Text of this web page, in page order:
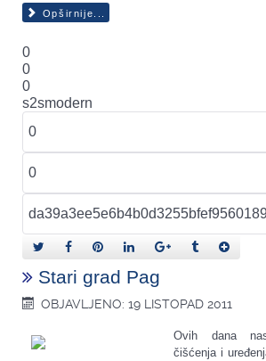
Opširnije...
0
0
0
s2smodern
Stari grad Pag
OBJAVLJENO: 19 LISTOPAD 2011
Ovih dana
čišćenja i